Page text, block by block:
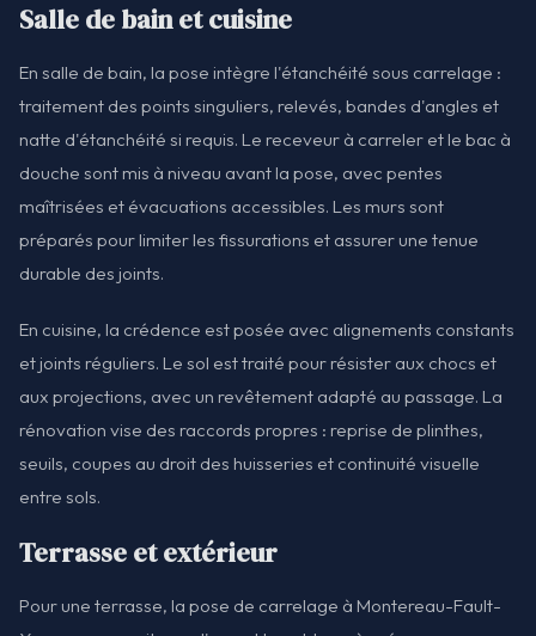
Salle de bain et cuisine
En salle de bain, la pose intègre l'étanchéité sous carrelage :
traitement des points singuliers, relevés, bandes d'angles et
natte d'étanchéité si requis. Le receveur à carreler et le bac à
douche sont mis à niveau avant la pose, avec pentes
maîtrisées et évacuations accessibles. Les murs sont
préparés pour limiter les fissurations et assurer une tenue
durable des joints.
En cuisine, la crédence est posée avec alignements constants
et joints réguliers. Le sol est traité pour résister aux chocs et
aux projections, avec un revêtement adapté au passage. La
rénovation vise des raccords propres : reprise de plinthes,
seuils, coupes au droit des huisseries et continuité visuelle
entre sols.
Terrasse et extérieur
Pour une terrasse, la pose de carrelage à Montereau-Fault-